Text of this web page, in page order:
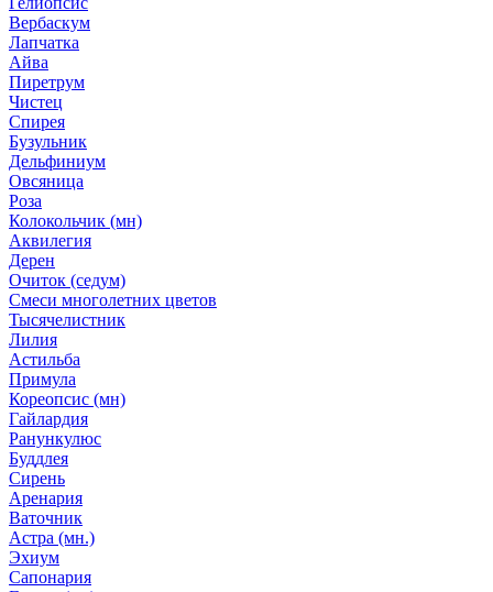
Вербаскум
Лапчатка
Айва
Пиретрум
Чистец
Спирея
Бузульник
Дельфиниум
Овсяница
Роза
Колокольчик (мн)
Аквилегия
Дерен
Очиток (седум)
Смеси многолетних цветов
Тысячелистник
Лилия
Астильба
Примула
Кореопсис (мн)
Гайлардия
Ранункулюс
Буддлея
Сирень
Аренария
Ваточник
Астра (мн.)
Эхиум
Сапонария